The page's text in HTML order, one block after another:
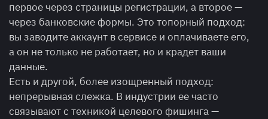
первое через страницы регистрации, а второе —
через банковские формы. Это топорный подход:
вы заводите аккаунт в сервисе и оплачиваете его,
а он не только не работает, но и крадет ваши
данные.
Есть и другой, более изощренный подход:
непрерывная слежка. В индустрии ее часто
связывают с техникой целевого фишинга —